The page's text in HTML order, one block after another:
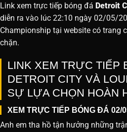
Link xem trực tiếp bóng đá Detroit
diễn ra vào lúc 22:10 ngày 02/05/
Championship tại website có trang
chặn.
LINK XEM TRỰC TIẾP
DETROIT CITY VÀ
SỰ LỰA CHỌN HOÀN
XEM TRỰC TIẾP BÓNG ĐÁ 02/
Anh em tha hồ tận hưởng những